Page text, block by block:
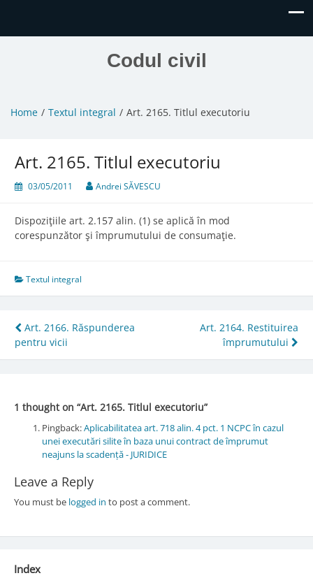
Codul civil
Home Textul integral Art. 2165. Titlul executoriu
Art. 2165. Titlul executoriu
03/05/2011 Andrei SĂVESCU
Dispoziţiile art. 2.157 alin. (1) se aplică în mod
corespunzător şi împrumutului de consumaţie.
Textul integral
Post
navigation
Art. 2166. Răspunderea
pentru vicii
Art. 2164. Restituirea
împrumutului
1 thought on “Art. 2165. Titlul executoriu”
Pingback:Aplicabilitatea art. 718 alin. 4 pct. 1 NCPC în cazul
unei executări silite în baza unui contract de împrumut
neajuns la scadență - JURIDICE
Leave a Reply
You must be logged in to post a comment.
Index